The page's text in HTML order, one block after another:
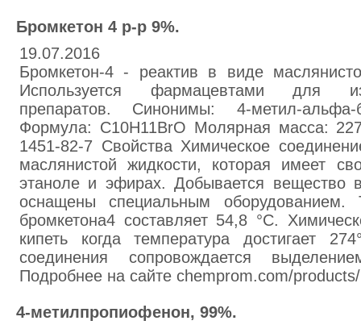
Бромкетон 4 р-р 9%.
19.07.2016
Бромкетон-4 - реактив в виде
Используется фармацевтами для
препаратов. Синонимы: 4-метил-
Формула: C10H11BrO Молярная масса:
1451-82-7 Свойства Химическое
маслянистой жидкости, которая имеет
этаноле и эфирах. Добывается вещество
оснащены специальным оборудованием.
бромкетона4 составляет 54,8 °C.
кипеть когда температура достигает
соединения сопровождается
Подробнее на сайте chemprom.com/
4-метилпропиофенон, 99%.